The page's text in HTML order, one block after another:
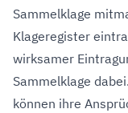
Sammelklage
Klageregister
wirksamer
Sammelklage
können ihre